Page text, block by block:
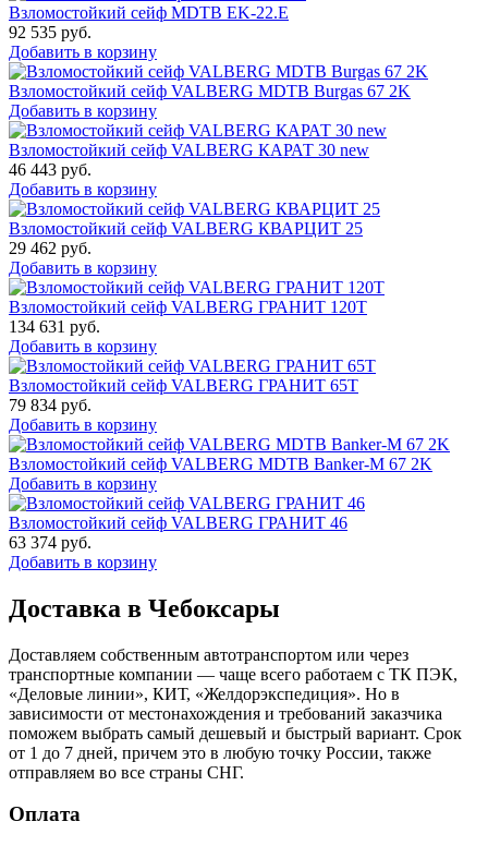
Взломостойкий сейф MDTB EK-22.E
92 535 руб.
Добавить в корзину
Взломостойкий сейф VALBERG MDTB Burgas 67 2K
Добавить в корзину
Взломостойкий сейф VALBERG КАРАТ 30 new
46 443 руб.
Добавить в корзину
Взломостойкий сейф VALBERG КВАРЦИТ 25
29 462 руб.
Добавить в корзину
Взломостойкий сейф VALBERG ГРАНИТ 120Т
134 631 руб.
Добавить в корзину
Взломостойкий сейф VALBERG ГРАНИТ 65Т
79 834 руб.
Добавить в корзину
Взломостойкий сейф VALBERG MDTB Banker-M 67 2K
Добавить в корзину
Взломостойкий сейф VALBERG ГРАНИТ 46
63 374 руб.
Добавить в корзину
Доставка в Чебоксары
Доставляем собственным автотранспортом или через
транспортные компании — чаще всего работаем с ТК ПЭК,
«Деловые линии», КИТ, «Желдорэкспедиция». Но в
зависимости от местонахождения и требований заказчика
поможем выбрать самый дешевый и быстрый вариант. Срок
от 1 до 7 дней, причем это в любую точку России, также
отправляем во все страны СНГ.
Оплата